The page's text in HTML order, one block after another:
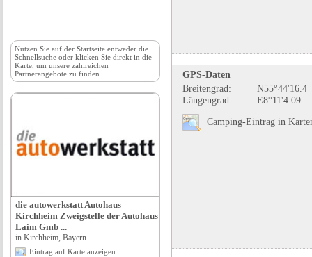
GPS-Daten
Breitengrad:
N55°44'16.4
Längengrad:
E8°11'4.09
Camping-Eintrag in
Nutzen Sie auf der Startseite entweder die
Schnellsuche oder klicken Sie direkt in die
Karte, um unsere zahlreichen
Partnerangebote zu finden.
die autowerkstatt Autohaus
Kirchheim Zweigstelle der Autohaus
Laim Gmb ...
in Kirchheim, Bayern
Eintrag auf Karte anzeigen